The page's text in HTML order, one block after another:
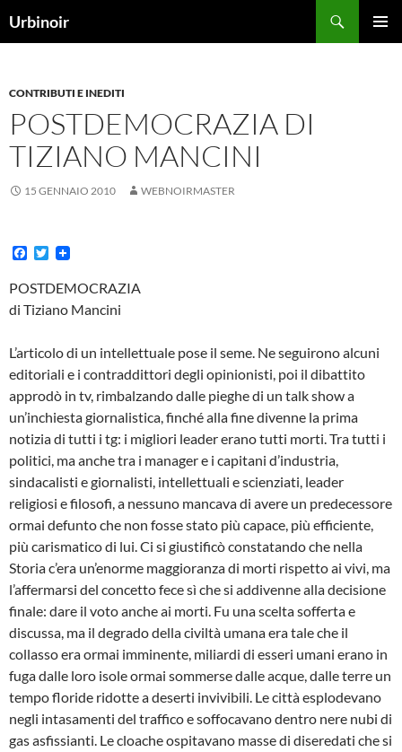
Urbinoir
CONTRIBUTI E INEDITI
POSTDEMOCRAZIA DI
TIZIANO MANCINI
15 GENNAIO 2010 WEBNOIRMASTER
F
c
e
b
k
T
i
t
t
POSTDEMOCRAZIA
di Tiziano Mancini
L’articolo di un intellettuale pose il seme. Ne seguirono alcuni
editoriali e i contraddittori degli opinionisti, poi il dibattito
approdò in tv, rimbalzando dalle pieghe di un talk show a
un’inchiesta giornalistica, finché alla fine divenne la prima
notizia di tutti i tg: i migliori leader erano tutti morti. Tra tutti i
politici, ma anche tra i manager e i capitani d’industria,
sindacalisti e giornalisti, intellettuali e scienziati, leader
religiosi e filosofi, a nessuno mancava di avere un predecessore
ormai defunto che non fosse stato più capace, più efficiente,
più carismatico di lui. Ci si giustificò constatando che nella
Storia c’era un’enorme maggioranza di morti rispetto ai vivi, ma
l’affermarsi del concetto fece sì che si addivenne alla decisione
finale: dare il voto anche ai morti. Fu una scelta sofferta e
discussa, ma il degrado della civiltà umana era tale che il
collasso era ormai imminente, miliardi di esseri umani erano in
fuga dalle loro isole ormai sommerse dalle acque, dalle terre un
tempo floride ridotte a deserti invivibili. Le città esplodevano
negli intasamenti del traffico e soffocavano dentro nere nubi di
gas asfissianti. Le cloache ospitavano masse di diseredati che si